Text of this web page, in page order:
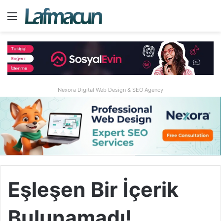
Menü
Nexora Digital Web Design & SEO Agency
Eşleşen Bir İçerik